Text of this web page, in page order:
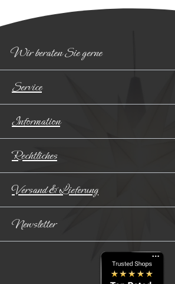
Wir beraten Sie gerne
Service
Information
Rechtliches
Versand & Lieferung
Newsletter